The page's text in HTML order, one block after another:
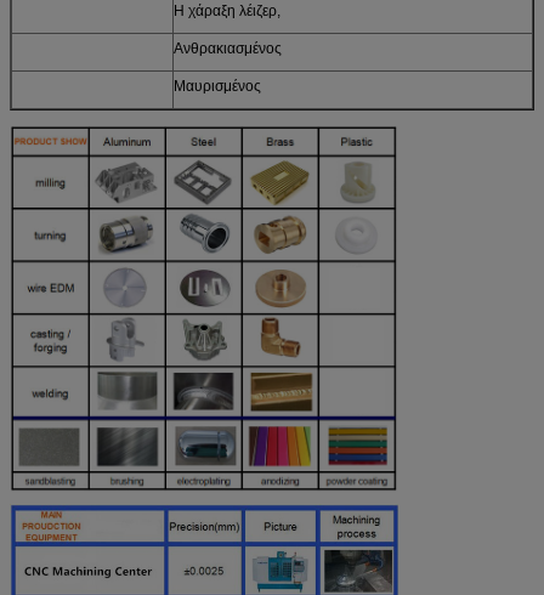
Η χάραξη λέιζερ,
Ανθρακιασμένος
Μαυρισμένος